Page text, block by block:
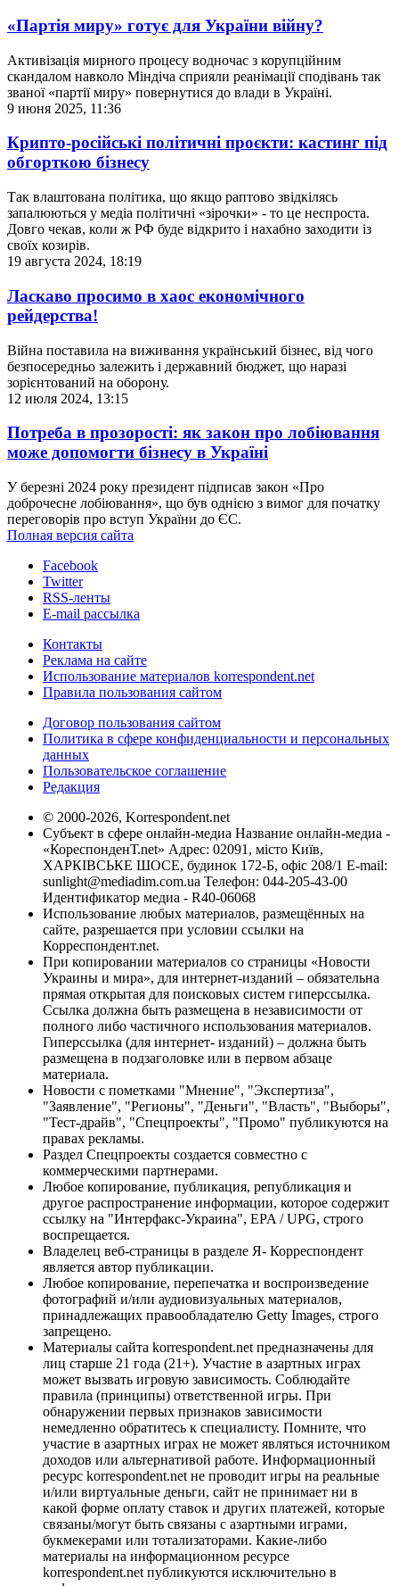
«Партія миру» готує для України війну?
Активізація мирного процесу водночас з корупційним
скандалом навколо Міндіча сприяли реанімації сподівань так
званої «партії миру» повернутися до влади в Україні.
9 июня 2025, 11:36
Крипто-російські політичні проєкти: кастинг під
обгорткою бізнесу
Так влаштована політика, що якщо раптово звідкілясь
запалюються у медіа політичні «зірочки» - то це неспроста.
Довго чекав, коли ж РФ буде відкрито і нахабно заходити із
своїх козирів.
19 августа 2024, 18:19
Ласкаво просимо в хаос економічного
рейдерства!
Війна поставила на виживання український бізнес, від чого
безпосередньо залежить і державний бюджет, що наразі
зорієнтований на оборону.
12 июля 2024, 13:15
Потреба в прозорості: як закон про лобіювання
може допомогти бізнесу в Україні
У березні 2024 року президент підписав закон «Про
доброчесне лобіювання», що був однією з вимог для початку
переговорів про вступ України до ЄС.
Полная версия сайта
Facebook
Twitter
RSS-ленты
E-mail рассылка
Контакты
Реклама на сайте
Использование материалов korrespondent.net
Правила пользования сайтом
Договор пользования сайтом
Политика в сфере конфиденциальности и персональных
данных
Пользовательское соглашение
Редакция
© 2000-2026, Korrespondent.net
Субъект в сфере онлайн-медиа Название онлайн-медиа -
«КореспонденТ.net» Адрес: 02091, місто Київ,
ХАРКІВСЬКЕ ШОСЕ, будинок 172-Б, офіс 208/1 E-mail:
sunlight@mediadim.com.ua Телефон: 044-205-43-00
Идентификатор медиа - R40-06068
Использование любых материалов, размещённых на
сайте, разрешается при условии ссылки на
Корреспондент.net.
При копировании материалов со страницы «Новости
Украины и мира», для интернет-изданий – обязательна
прямая открытая для поисковых систем гиперссылка.
Ссылка должна быть размещена в независимости от
полного либо частичного использования материалов.
Гиперссылка (для интернет- изданий) – должна быть
размещена в подзаголовке или в первом абзаце
материала.
Новости с пометками "Мнение", "Экспертиза",
"Заявление", "Регионы", "Деньги", "Власть", "Выборы",
"Тест-драйв", "Спецпроекты", "Промо" публикуются на
правах рекламы.
Раздел Спецпроекты создается совместно с
коммерческими партнерами.
Любое копирование, публикация, републикация и
другое распространение информации, которое содержит
ссылку на "Интерфакс-Украина", EPA / UPG, строго
воспрещается.
Владелец веб-страницы в разделе Я- Корреспондент
является автор публикации.
Любое копирование, перепечатка и воспроизведение
фотографий и/или аудиовизуальных материалов,
принадлежащих правообладателю Getty Images, строго
запрещено.
Материалы сайта korrespondent.net предназначены для
лиц старше 21 года (21+). Участие в азартных играх
может вызвать игровую зависимость. Соблюдайте
правила (принципы) ответственной игры. При
обнаружении первых признаков зависимости
немедленно обратитесь к специалисту. Помните, что
участие в азартных играх не может являться источником
доходов или альтернативой работе. Информационный
ресурс korrespondent.net не проводит игры на реальные
и/или виртуальные деньги, сайт не принимает ни в
какой форме оплату ставок и других платежей, которые
связаны/могут быть связаны с азартными играми,
букмекерами или тотализаторами. Какие-либо
материалы на информационном ресурсе
korrespondent.net публикуются исключительно в